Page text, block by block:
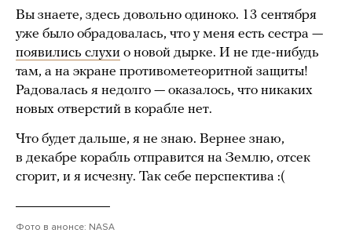
Вы знаете, здесь довольно одиноко. 13 сентября
уже было обрадовалась, что у меня есть сестра —
появились слухи о новой дырке. И не где-нибудь
там, а на экране противометеоритной защиты!
Радовалась я недолго — оказалось, что никаких
новых отверстий в корабле нет.
Что будет дальше, я не знаю. Вернее знаю,
в декабре корабль отправится на Землю, отсек
сгорит, и я исчезну. Так себе перспектива :(
Фото в анонсе: NASA